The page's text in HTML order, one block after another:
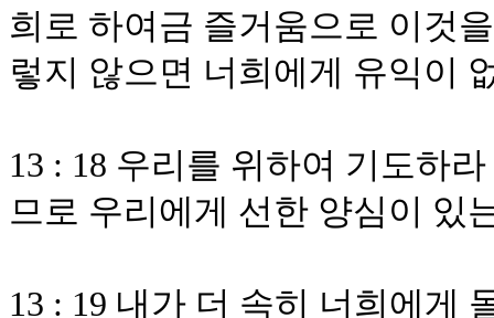
희로 하여금 즐거움으로 이것
렇지 않으면 너희에게 유익이
13 : 18 우리를 위하여 기도하
므로 우리에게 선한 양심이 있
13 : 19 내가 더 속히 너희에게